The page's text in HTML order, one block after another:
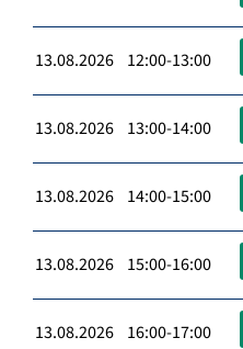
13.08.2026 12:00-13:00
13.08.2026 13:00-14:00
13.08.2026 14:00-15:00
13.08.2026 15:00-16:00
13.08.2026 16:00-17:00